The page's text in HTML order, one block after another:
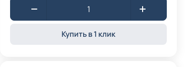
Купить в 1 клик